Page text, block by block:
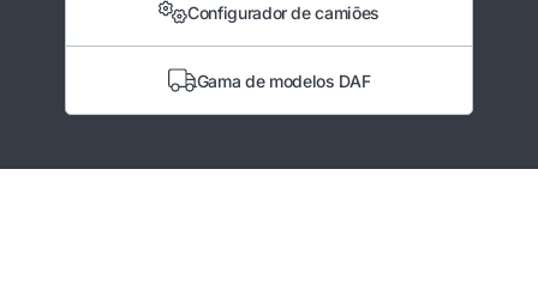
Configurador de camiões
Gama de modelos DAF